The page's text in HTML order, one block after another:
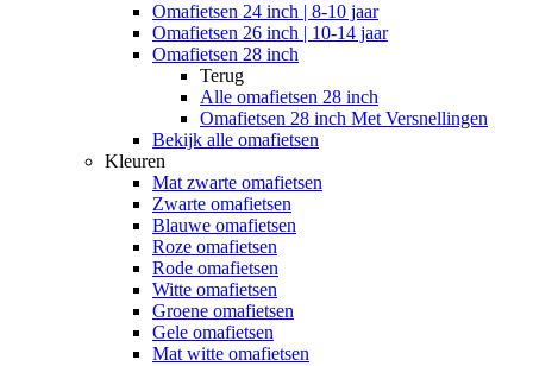
Omafietsen 24 inch | 8-10 jaar
Omafietsen 26 inch | 10-14 jaar
Omafietsen 28 inch
Terug
Alle omafietsen 28 inch
Omafietsen 28 inch Met Versnellingen
Bekijk alle omafietsen
Kleuren
Mat zwarte omafietsen
Zwarte omafietsen
Blauwe omafietsen
Roze omafietsen
Rode omafietsen
Witte omafietsen
Groene omafietsen
Gele omafietsen
Mat witte omafietsen